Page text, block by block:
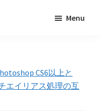
Menu
CS6以上と
エイリアス処理の互